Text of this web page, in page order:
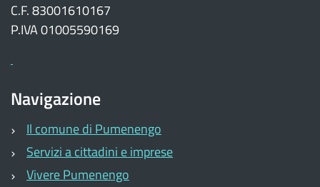
C.F. 83001610167
P.IVA 01005590169
Navigazione
Il comune di Pumenengo
Servizi a cittadini e imprese
Vivere Pumenengo